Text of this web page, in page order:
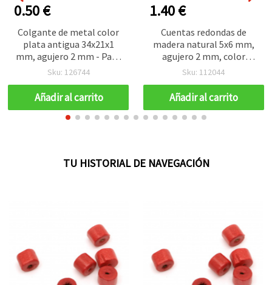
0.50 €
Colgante de metal color
plata antigua 34x21x1
mm, agujero 2 mm - Pack
de 5 piezas para bisutería
Sku: 126744
Añadir al carrito
1.40 €
Cuentas redondas de
madera natural 5x6 mm,
agujero 2 mm, color
madera, 20 g (~320 uds)
Sku: 112044
Añadir al carrito
TU HISTORIAL DE NAVEGACIÓN